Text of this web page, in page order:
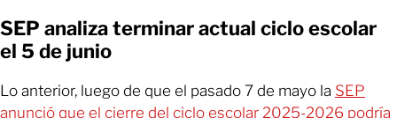
SEP analiza terminar actual ciclo escolar
el 5 de junio
Lo anterior, luego de que el pasado 7 de mayo la SEP
anunció que el cierre del ciclo escolar 2025-2026 podría